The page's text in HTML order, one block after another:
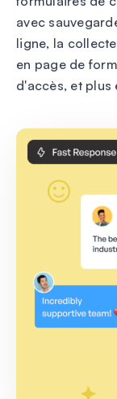
avec
ligne, la
en page de
d'accès, et plus